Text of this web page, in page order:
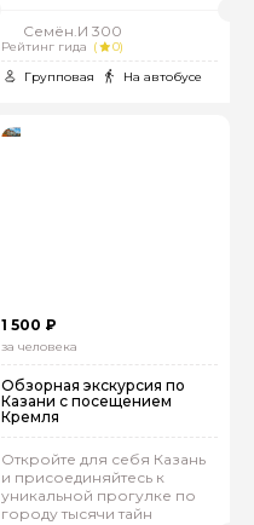
Семён.И 300
Рейтинг гида (
0)
Групповая
На автобусе
1 500 ₽
за человека
Обзорная экскурсия по
Казани с посещением
Кремля
Откройте для себя Казань
и присоединяйтесь к
уникальной прогулке по
городу тысячи тайн